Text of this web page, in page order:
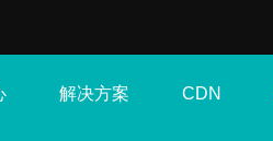
解决方案 CDN